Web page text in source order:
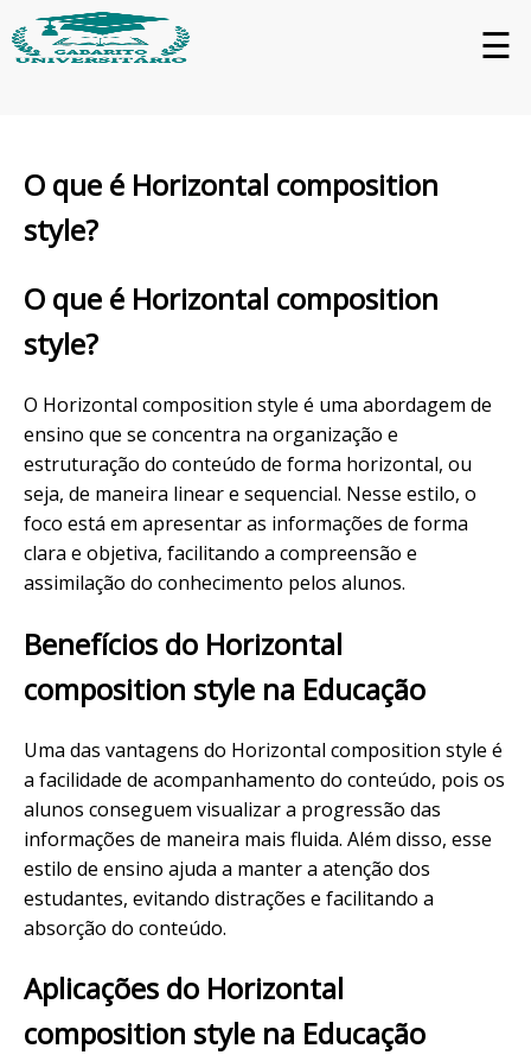
☰
O que é Horizontal composition
style?
O que é Horizontal composition
style?
O Horizontal composition style é uma abordagem de
ensino que se concentra na organização e
estruturação do conteúdo de forma horizontal, ou
seja, de maneira linear e sequencial. Nesse estilo, o
foco está em apresentar as informações de forma
clara e objetiva, facilitando a compreensão e
assimilação do conhecimento pelos alunos.
Benefícios do Horizontal
composition style na Educação
Uma das vantagens do Horizontal composition style é
a facilidade de acompanhamento do conteúdo, pois os
alunos conseguem visualizar a progressão das
informações de maneira mais fluida. Além disso, esse
estilo de ensino ajuda a manter a atenção dos
estudantes, evitando distrações e facilitando a
absorção do conteúdo.
Aplicações do Horizontal
composition style na Educação